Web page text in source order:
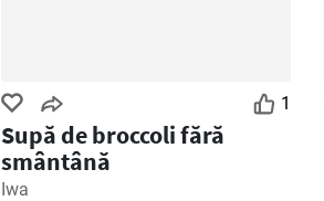
1
Supă de broccoli fără
smântână
Iwa